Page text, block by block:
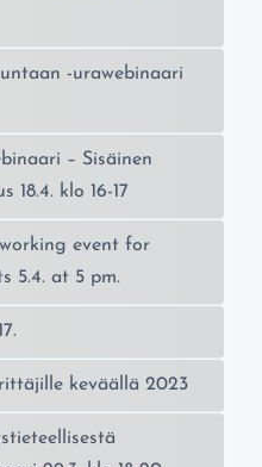
-urawebinaari
– Sisäinen
18.4. klo 16-17
event for
5.4. at 5 pm.
keväällä 2023